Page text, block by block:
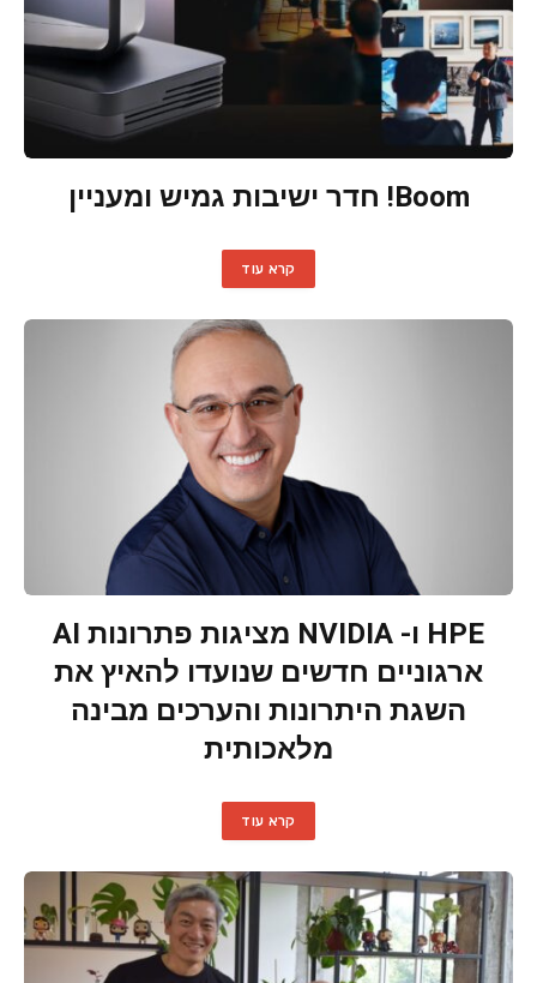
Boom! חדר ישיבות גמיש ומעניין
קרא עוד
HPE ו- NVIDIA מציגות פתרונות AI
ארגוניים חדשים שנועדו להאיץ את
השגת היתרונות והערכים מבינה
מלאכותית
קרא עוד